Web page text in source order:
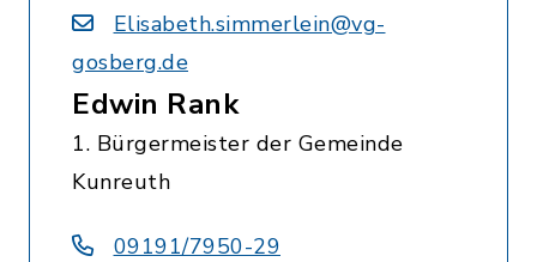
Elisabeth.simmerlein@vg-
gosberg.de
Edwin Rank
1. Bürgermeister der Gemeinde
Kunreuth
09191/7950-29